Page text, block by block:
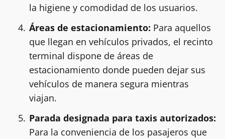
la higiene y comodidad de los usuarios.
Áreas de estacionamiento: Para aquellos
que llegan en vehículos privados, el recinto
terminal dispone de áreas de
estacionamiento donde pueden dejar sus
vehículos de manera segura mientras
viajan.
Parada designada para taxis autorizados:
Para la conveniencia de los pasajeros que